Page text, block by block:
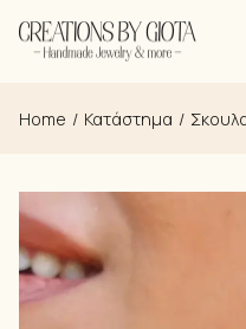
to
the
Home Κατάστημα